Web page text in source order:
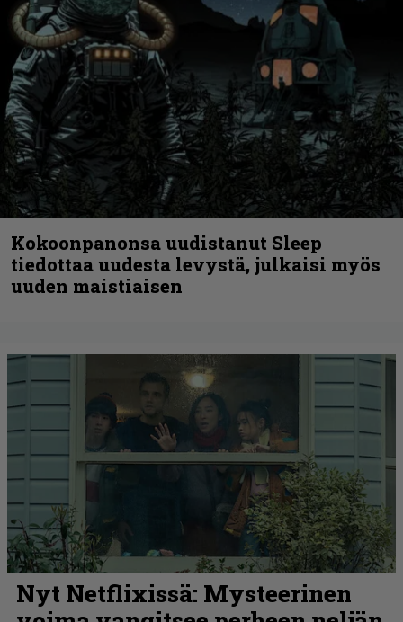
Kokoonpanonsa uudistanut Sleep
tiedottaa uudesta levystä, julkaisi myös
uuden maistiaisen